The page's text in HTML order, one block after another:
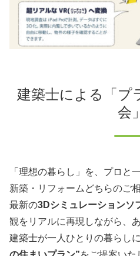
建築士による「プ
会」
「理想の暮らし」を、プロと
新築・リフォームどちらのご
最新の3Dシミュレーションソ
観をリアルに再現しながら、
建築士が一人ひとりの暮らし